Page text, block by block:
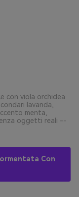
con viola orchidea
lavanda,
menta,
oggetti reali --
Con